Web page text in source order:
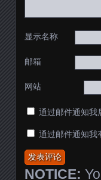
显示名称
邮箱
网站
通过邮件通知我
通过邮件通知我
NOTICE: